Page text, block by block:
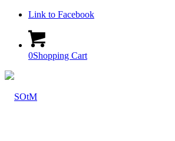
Link to Facebook
0Shopping Cart